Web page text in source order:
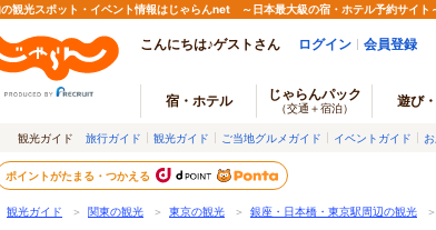
観光スポット・イベント情報はじゃらんnet ～日本最大級の宿・ホテル予約サイト
こんにちは♪ゲストさん ログイン 会員登録
宿・ホテル じゃらんパック
（交通＋宿泊） 遊び
観光ガイド 旅行ガイド 観光ガイド ご当地グルメガイド イベントガイド
ポイントがたまる・つかえる
観光ガイド ＞ 関東の観光 ＞ 東京の観光 ＞ 銀座・日本橋・東京駅周辺の観光 ＞